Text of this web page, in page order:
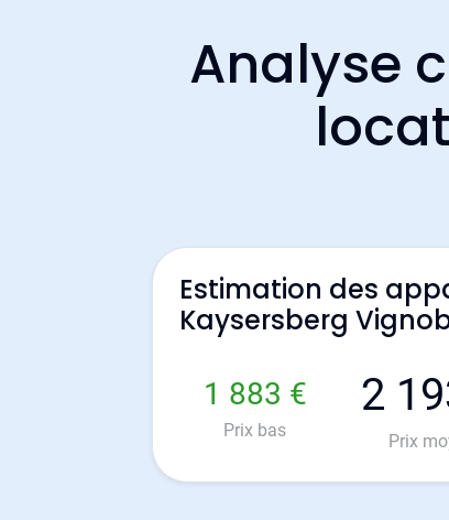
Analyse
Estimation des
Kaysersberg
1 883 €
Prix bas
2
Prix